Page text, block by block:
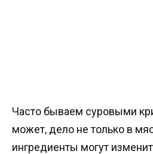
Часто бываем суровыми
может, дело не только в
ингредиенты могут